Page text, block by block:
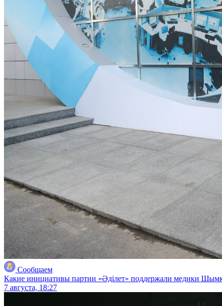
Сообщаем
Какие инициативы партии «Әділет» поддержали медики
7 августа, 18:27